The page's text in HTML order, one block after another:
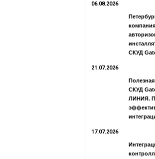
06.08.2026
СКУД
21.07.2026
СКУД
ЛИНИЯ.
17.07.2026